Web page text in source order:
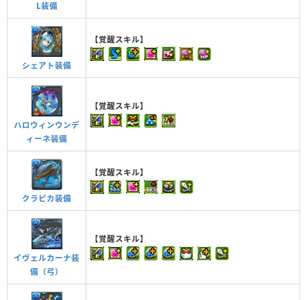
L装備
シェアト装備
【覚醒スキル】
ハロウィンウンデ
ィーネ装備
【覚醒スキル】
クラピカ装備
【覚醒スキル】
イヴェルカーナ装
備（弓）
【覚醒スキル】